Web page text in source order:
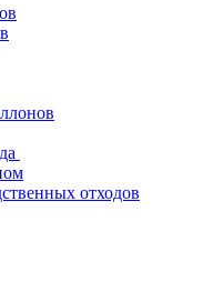
отходов